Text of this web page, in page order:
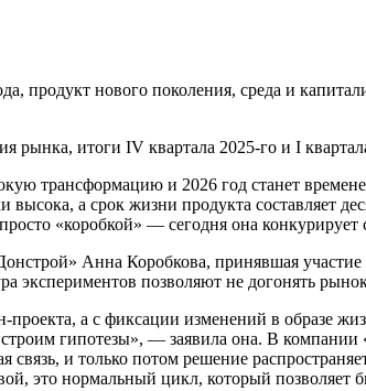
продукт нового поколения, среда и
рынка, итоги IV квартала 2025-го и I
трансформацию и 2026 год станет
а срок жизни продукта составляет
«коробкой» — сегодня она конкурирует
Анна Коробкова, принявшая
экспериментов позволяют не догонять
а с фиксации изменений в образе
гипотезы», — заявила она. В
связь, и только потом решение
это нормальный цикл, который позволяет